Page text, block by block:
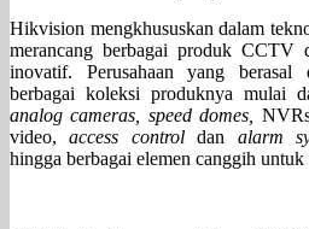
Hikvision mengkhususkan dalam
merancang berbagai produk CCTV
inovatif. Perusahaan yang
berbagai koleksi produknya mulai
analog cameras, speed domes,
video,access controldan alarm
hingga berbagai elemen canggih untuk